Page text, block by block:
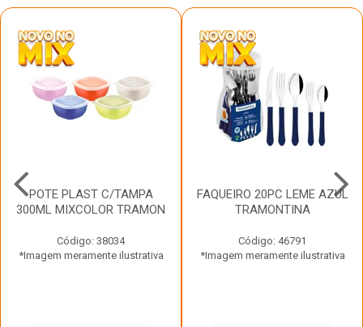
POTE PLAST C/TAMPA
300ML MIXCOLOR TRAMON
Código: 38034
*Imagem meramente ilustrativa
FAQUEIRO 20PC LEME AZUL
TRAMONTINA
Código: 46791
*Imagem meramente ilustrativa